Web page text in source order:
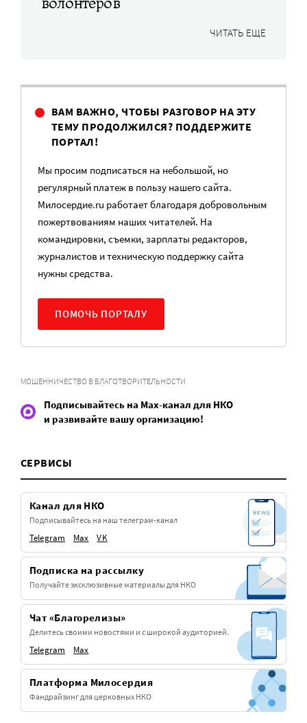
ЧИТАТЬ ЕЩЕ
ВАМ ВАЖНО, ЧТОБЫ РАЗГОВОР НА ЭТУ
ТЕМУ ПРОДОЛЖИЛСЯ? ПОДДЕРЖИТЕ
ПОРТАЛ!
Мы просим подписаться на небольшой, но
регулярный платеж в пользу нашего сайта.
Милосердие.ru работает благодаря добровольным
пожертвованиям наших читателей. На
командировки, съемки, зарплаты редакторов,
журналистов и техническую поддержку сайта
нужны средства.
ПОМОЧЬ ПОРТАЛУ
МОШЕННИЧЕСТВО В БЛАГОТВОРИТЕЛЬНОСТИ
Подписывайтесь на Max-канал для НКО
и развивайте вашу организацию!
СЕРВИСЫ
Канал для НКО
Подписывайтесь на наш телеграм-канал
Telegram Max VK
Подписка на рассылку
Получайте эксклюзивные материалы для НКО
Чат «Благорелизы»
Делитесь своими новостями и с широкой аудиторией.
Telegram Max
Платформа Милосердия
Фандрайзинг для церковных НКО